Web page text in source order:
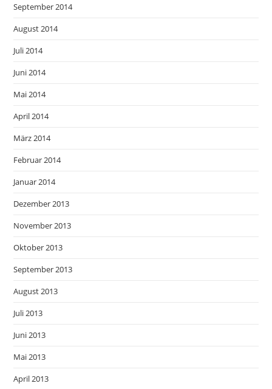
September 2014
August 2014
Juli 2014
Juni 2014
Mai 2014
April 2014
März 2014
Februar 2014
Januar 2014
Dezember 2013
November 2013
Oktober 2013
September 2013
August 2013
Juli 2013
Juni 2013
Mai 2013
April 2013